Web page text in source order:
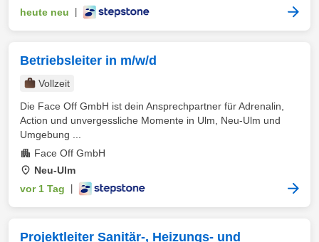
heute neu
Betriebsleiter in m/w/d
Vollzeit
Die Face Off GmbH ist dein Ansprechpartner für Adrenalin,
Action und unvergessliche Momente in Ulm, Neu-Ulm und
Umgebung ...
Face Off GmbH
Neu-Ulm
vor 1 Tag
Projektleiter Sanitär-, Heizungs- und